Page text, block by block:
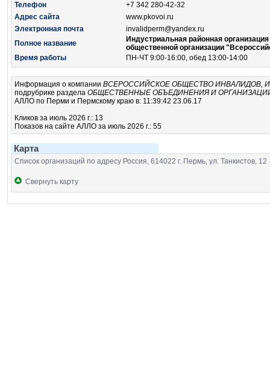
Телефон
+7 342 280-42-32
Адрес сайта
www.pkovoi.ru
Электронная почта
invalidperm@yandex.ru
Полное название
Индустриальная районная
общественной организации
Время работы
ПН-ЧТ 9:00-16:00, обед 13:00-14:00
Информация о компании ВСЕРОССИЙСКОЕ ОБЩЕСТВО ИНВАЛИДОВ,
подрубрике раздела ОБЩЕСТВЕННЫЕ ОБЪЕДИНЕНИЯ И
АЛЛО по Перми и Пермскому краю в: 11:39:42 23.06.17
Кликов за июль 2026 г.: 13
Показов на сайте АЛЛО за июль 2026 г.: 55
Карта
Список организаций по адресу Россия, 614022 г. Пермь, ул. Танкистов, 12
Свернуть карту